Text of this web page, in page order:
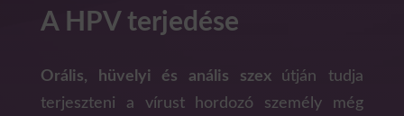
A HPV terjedése
Orális, hüvelyi és anális szex útján tudja
terjeszteni a vírust hordozó személy még